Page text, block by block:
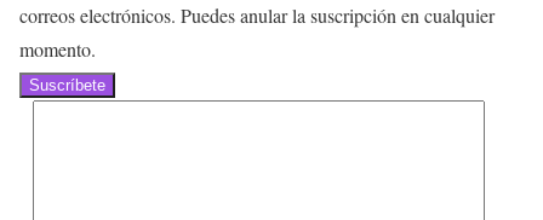
correos electrónicos. Puedes anular la suscripción en cualquier
momento.
Suscríbete